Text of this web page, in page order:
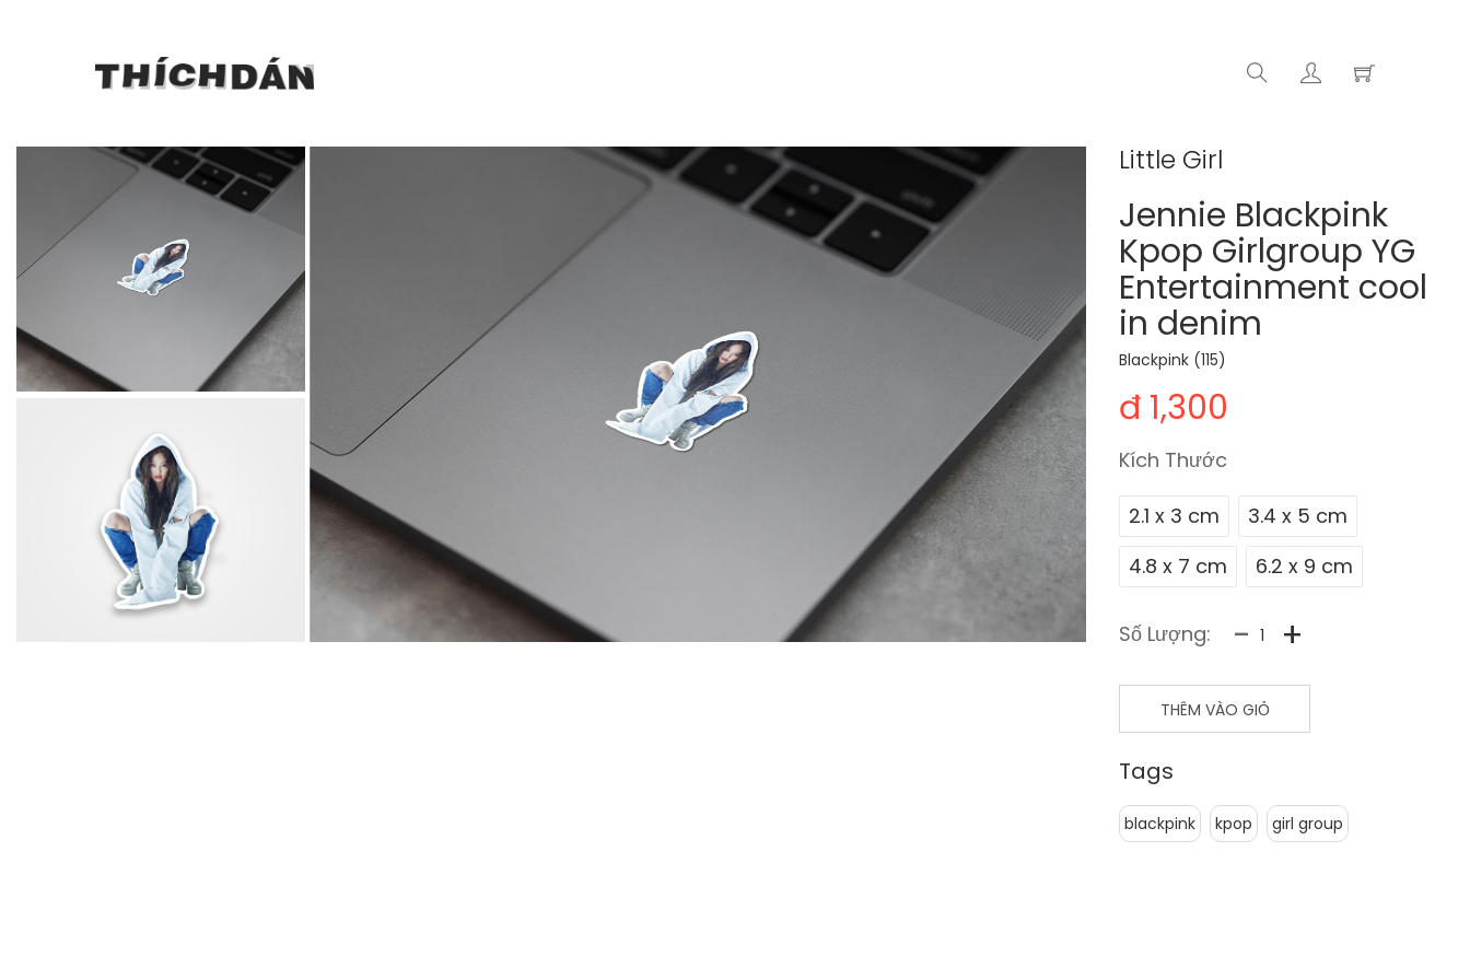
Little Girl
Jennie Blackpink
Kpop Girlgroup YG
Entertainment cool
in denim
Blackpink (115)
đ 1,300
Kích Thước
2.1 x 3 cm
3.4 x 5 cm
4.8 x 7 cm
6.2 x 9 cm
Số Lượng: - +
THÊM VÀO GIỎ
Tags
blackpink kpop girl group